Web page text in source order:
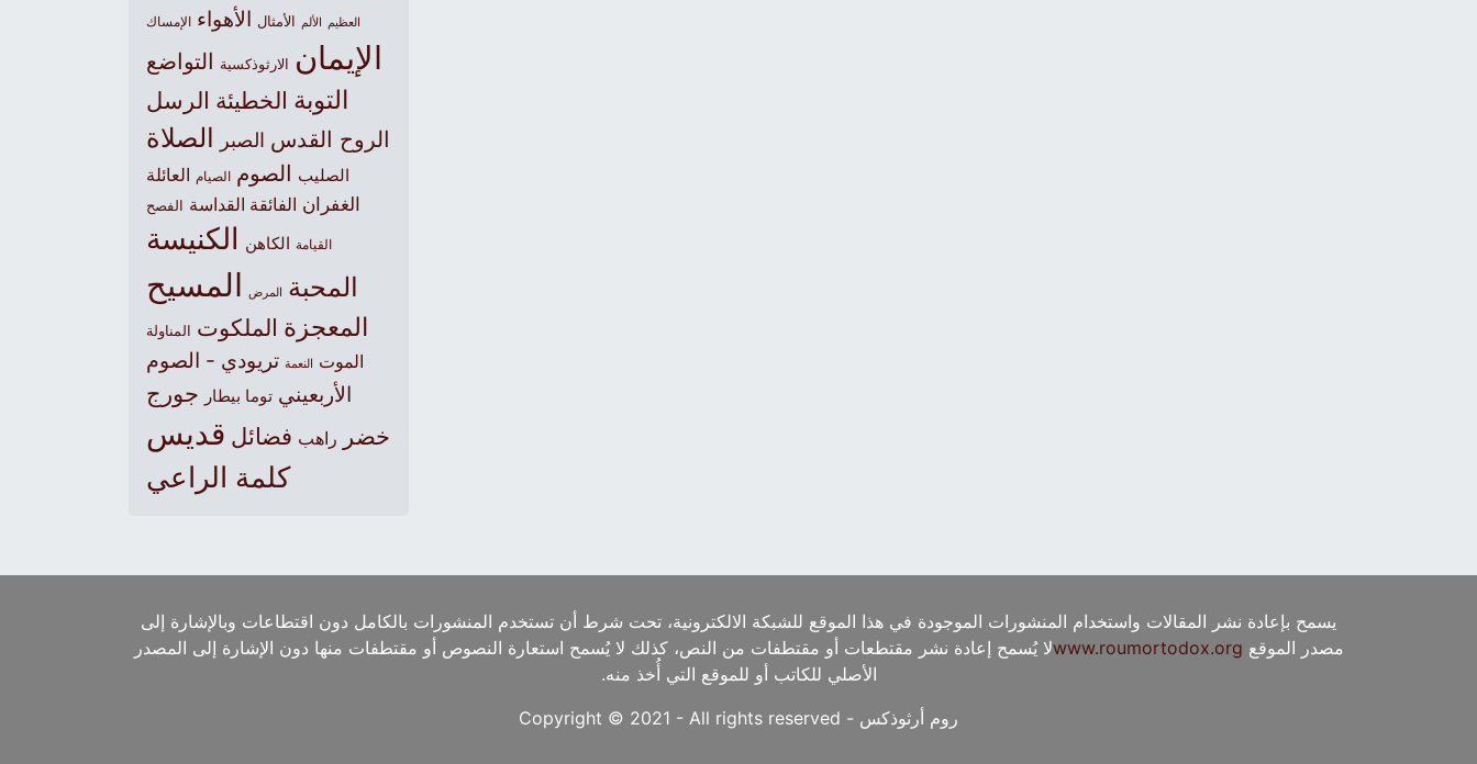
العظيم الألم الأمثال الأهواء الإمساك
الإيمان الارثوذكسية التواضع
التوبة الخطيئة الرسل
الروح القدس الصبر الصلاة
الصليب الصوم الصيام العائلة
الغفران الفائقة القداسة الفصح
القيامة الكاهن الكنيسة
المحبة المرض المسيح
المعجزة الملكوت المناولة
الموت النعمة تريودي - الصوم
الأربعيني توما بيطار جورج
خضر راهب فضائل قديس
كلمة الراعي
يسمح بإعادة نشر المقالات واستخدام المنشورات الموجودة في هذا الموقع للشبكة الالكترونية، تحت شرط أن تستخدم المنشورات بالكامل دون اقتطاعات وبالإشارة إلى
مصدر الموقع www.roumortodox.orgلا يُسمح إعادة نشر مقتطعات أو مقتطفات من النص، كذلك لا يُسمح استعارة النصوص أو مقتطفات منها دون الإشارة إلى المصدر
الأصلي للكاتب أو للموقع التي أُخذ منه.
روم أرثوذكس - Copyright © 2021 - All rights reserved